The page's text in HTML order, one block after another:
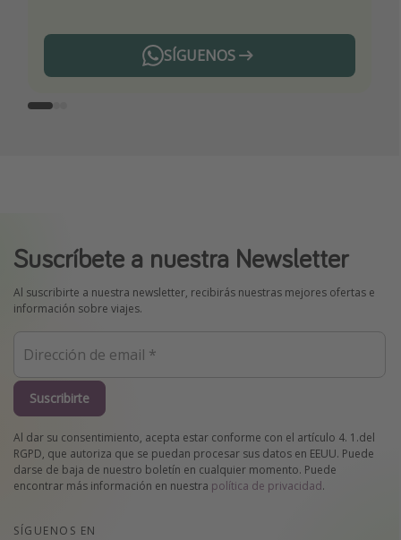
SÍGUENOS
Telegram
Suscríbete a nuestra Newsletter
Al suscribirte a nuestra newsletter, recibirás nuestras mejores ofertas e
información sobre viajes.
Suscribirte
Al dar su consentimiento, acepta estar conforme con el artículo 4. 1.del
RGPD, que autoriza que se puedan procesar sus datos en EEUU. Puede
darse de baja de nuestro boletín en cualquier momento. Puede
encontrar más información en nuestra política de privacidad.
SÍGUENOS EN